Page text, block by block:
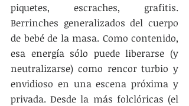
piquetes, escraches, grafitis.
Berrinches generalizados del cuerpo
de bebé de la masa. Como contenido,
esa energía sólo puede liberarse (y
neutralizarse) como rencor turbio y
envidioso en una escena próxima y
privada. Desde la más folclóricas (el